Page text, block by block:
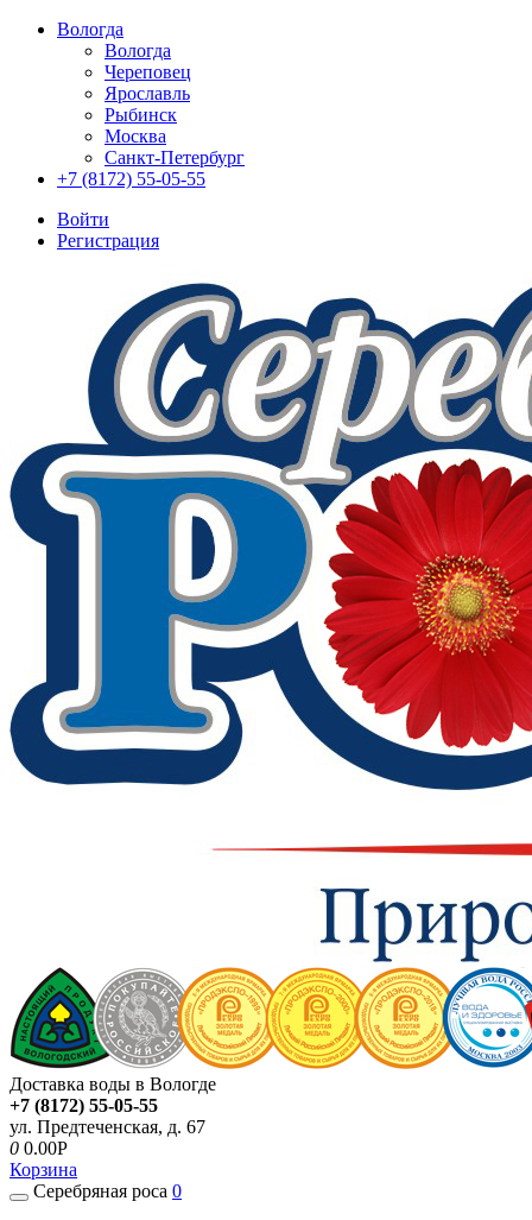
Вологда
Вологда
Череповец
Ярославль
Рыбинск
Москва
Санкт-Петербург
+7 (8172) 55-05-55
Войти
Регистрация
Доставка воды в Вологде
+7 (8172) 55-05-55
ул. Предтеченская, д. 67
0 0.00P
Корзина
Серебряная роса 0